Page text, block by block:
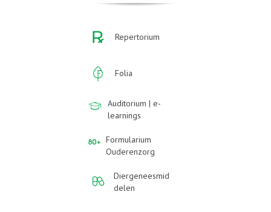
Repertorium
Folia
Auditorium | e-
learnings
Formularium
Ouderenzorg
Diergeneesmid
delen